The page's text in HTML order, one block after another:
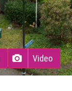
Video